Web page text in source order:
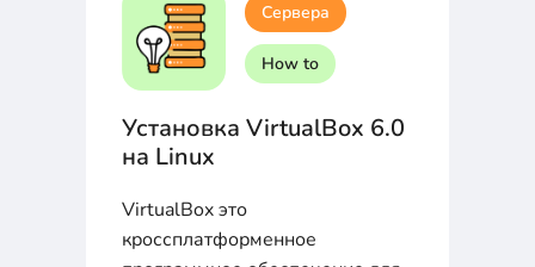
Сервера
How to
Установка VirtualBox 6.0
на Linux
VirtualBox это
кроссплатформенное